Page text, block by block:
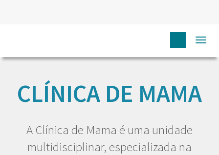
CLÍNICA DE MAMA
A Clínica de Mama é uma unidade
multidisciplinar, especializada na